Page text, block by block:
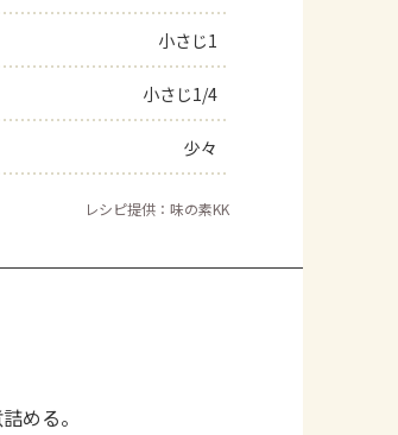
小さじ1
小さじ1/4
少々
レシピ提供：味の素KK
める。